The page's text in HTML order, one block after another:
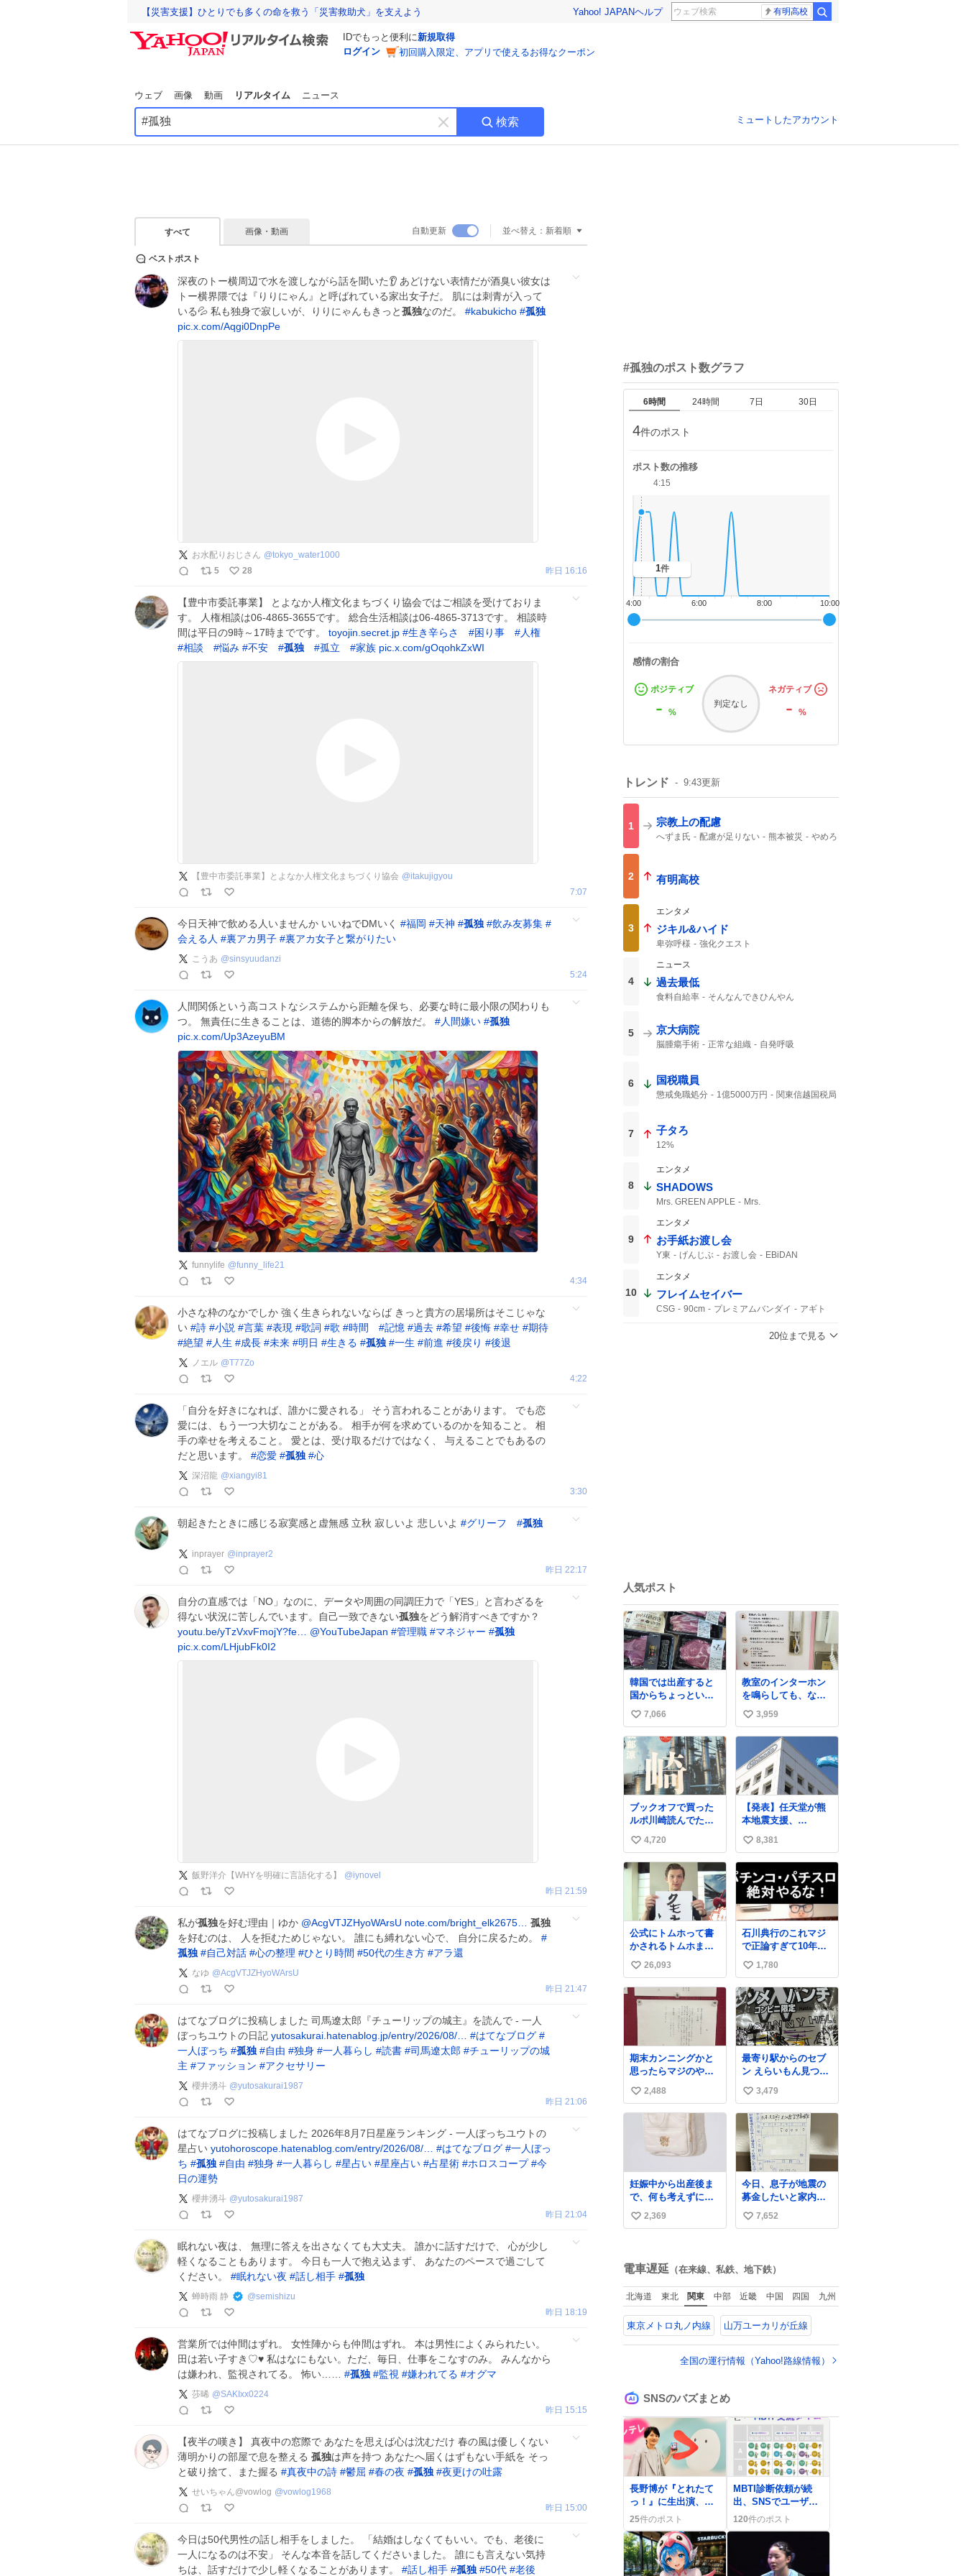
【災害支援】ひとりでも多くの命を救う「災害救助犬」を支えよう Yahoo! JAPANヘルプ 有明高校
IDでもっと便利に新規取得
ログイン
初回購入限定、アプリで使えるお得なクーポン
ウェブ 画像 動画 リアルタイム ニュース
キ
ー
す
検索 ミュートしたアカウント
すべて 画像・動画 自動更新 並べ替え： 新着順
ベストポスト
深夜のトー横周辺で水を渡しながら話を聞いた👂 あどけない表情だが酒臭い彼女は
トー横界隈では『りりにゃん』と呼ばれている家出女子だ。 肌には刺青が入って
いる💦 私も独身で寂しいが、りりにゃんもきっと孤独なのだ。 #kabukicho #孤独
pic.x.com/Aqgi0DnpPe
お水配りおじさん @tokyo_water1000
5
28 昨日 16:16
【豊中市委託事業】 とよなか人権文化まちづくり協会ではご相談を受けておりま
す。 人権相談は06-4865-3655です。 総合生活相談は06-4865-3713です。 相談時
間は平日の9時～17時までです。 toyojin.secret.jp #生き辛らさ #困り事 #人権
#相談 #悩み #不安 #孤独 #孤立 #家族 pic.x.com/gOqohkZxWI
【豊中市委託事業】とよなか人権文化まちづくり協会 @itakujigyou
7:07
今日天神で飲める人いませんか いいねでDMいく #福岡 #天神 #孤独 #飲み友募集 #
会える人 #裏アカ男子 #裏アカ女子と繋がりたい
こうあ @sinsyuudanzi
5:24
人間関係という高コストなシステムから距離を保ち、必要な時に最小限の関わりも
つ。 無責任に生きることは、道徳的脚本からの解放だ。 #人間嫌い #孤独
pic.x.com/Up3AzeyuBM
funnylife @funny_life21
4:34
小さな枠のなかでしか 強く生きられないならば きっと貴方の居場所はそこじゃな
い #詩 #小説 #言葉 #表現 #歌詞 #歌 #時間 #記憶 #過去 #希望 #後悔 #幸せ #期待
#絶望 #人生 #成長 #未来 #明日 #生きる #孤独 #一生 #前進 #後戻り #後退
ノエル @T77Zo
4:22
「自分を好きになれば、誰かに愛される」 そう言われることがあります。 でも恋
愛には、もう一つ大切なことがある。 相手が何を求めているのかを知ること。 相
手の幸せを考えること。 愛とは、受け取るだけではなく、 与えることでもあるの
だと思います。 #恋愛 #孤独 #心
深沼龍 @xiangyi81
3:30
朝起きたときに感じる寂寞感と虚無感 立秋 寂しいよ 悲しいよ #グリーフ #孤独
inprayer @inprayer2
昨日 22:17
自分の直感では「NO」なのに、データや周囲の同調圧力で「YES」と言わざるを
得ない状況に苦しんでいます。自己一致できない孤独をどう解消すべきですか？
youtu.be/yTzVxvFmojY?fe…
@YouTubeJapan #管理職 #マネジャー #孤独
pic.x.com/LHjubFk0I2
飯野洋介【WHYを明確に言語化する】 @iynovel
昨日 21:59
私が孤独を好む理由｜ゆか @AcgVTJZHyoWArsU note.com/bright_elk2675…
孤独
を好むのは、 人を拒むためじゃない。 誰にも縛れない心で、 自分に戻るため。 #
孤独 #自己対話 #心の整理 #ひとり時間 #50代の生き方 #アラ還
なゆ @AcgVTJZHyoWArsU
昨日 21:47
はてなブログに投稿しました 司馬遼太郎『チューリップの城主』を読んで - 一人
ぼっちユウトの日記 yutosakurai.hatenablog.jp/entry/2026/08/… #はてなブログ #
一人ぼっち #孤独 #自由 #独身 #一人暮らし #読書 #司馬遼太郎 #チューリップの城
主 #ファッション #アクセサリー
櫻井湧斗 @yutosakurai1987
昨日 21:06
はてなブログに投稿しました 2026年8月7日星座ランキング - 一人ぼっちユウトの
星占い yutohoroscope.hatenablog.com/entry/2026/08/… #はてなブログ #一人ぼっ
ち #孤独 #自由 #独身 #一人暮らし #星占い #星座占い #占星術 #ホロスコープ #今
日の運勢
櫻井湧斗 @yutosakurai1987
昨日 21:04
眠れない夜は、 無理に答えを出さなくても大丈夫。 誰かに話すだけで、 心が少し
軽くなることもあります。 今日も一人で抱え込まず、 あなたのペースで過ごして
ください。 #眠れない夜 #話し相手 #孤独
蝉時雨 静 @semishizu
昨日 18:19
営業所では仲間はずれ。 女性陣からも仲間はずれ。 本は男性によくみられたい。
田は若い子すき♡♥️ 私はなにもない。ただ、毎日、仕事をこなすのみ。 みんなから
は嫌われ、監視されてる。 怖い…… #孤独 #監視 #嫌われてる #オグマ
莎晞 @SAKIxx0224
昨日 15:15
【夜半の嘆き】 真夜中の窓際で あなたを思えば心は沈むだけ 春の風は優しくない
薄明かりの部屋で息を整える 孤独は声を持つ あなたへ届くはずもない手紙を そっ
と破り捨て、また握る #真夜中の詩 #鬱屈 #春の夜 #孤独 #夜更けの吐露
せいちゃん@vowlog @vowlog1968
昨日 15:00
今日は50代男性の話し相手をしました。 「結婚はしなくてもいい。でも、老後に
一人になるのは不安」 そんな本音を話してくださいました。 誰にも言えない気持
ちは、話すだけで少し軽くなることがあります。 #話し相手 #孤独 #50代 #老後
#孤独のポスト数グラフ
6時間 24時間 7日 30日
4件のポスト
ポスト数の推移
10:00
8:00
6:00
4:00
4:15
1件
感情の割合
ポジティブ
- %
判定なし
ネガティブ
-%
トレンド 9:43更新
1 宗教上の配慮
へずま氏 配慮が足りない 熊本被災
やめろ
2 有明高校
3
エンタメ
ジキル&ハイド
卑弥呼様 強化クエスト
4
ニュース
過去最低
食料自給率
そんなんできひんやん
5 京大病院
脳腫瘍手術 正常な組織
自発呼吸
極めて重大な事態
医療事故
MBSニュース
6 国税職員
懲戒免職処分 1億5000万円
関東信越国税局
7 子タろ
12%
8
エンタメ
SHADOWS
Mrs. GREEN APPLE Mrs.
9
エンタメ
お手紙お渡し会
Y東 げんじぶ お渡し会 EBiDAN
10
エンタメ
フレイムセイバー
CSG 90cm プレミアムバンダイ
アギト
20位まで見る
人気ポスト
韓国では出産すると
国からちょっといい
肉が届きます。産褥
期に栄養を取
れ！！！というメッ
セージをビシバシ感
じる
い
い
ね
7,066
教室のインターホン
を鳴らしても、なか
なか誰も出ないこと
があります…。 もし
かすると「電話の出
方」に困っているの
かもしれません。 そ
こで「何を話せばい
いか」が見える手引
きを用意して、安心
して電話に出られる
ようにします。 イン
ターホンの応対も大
切なコミュニケーシ
ョンの学びです。
い
い
数
3,959
ブックオフで買った
ルポ川崎読んでた
ら，前の持ち主がラ
ッパーになる決意を
した形跡があってウ
ケた
い
い
ね
数
4,720
【発表】任天堂が熊
本地震支援、
「Switch 2」など無
償修理へ 保証切れで
も対象
news.livedoor.com/
article/detail… 任天
堂が令和8年熊本地震
の被災者支援とし
て、災害救助法適用
地域からの同社製品
の修理について、27
年2月1日まで無償で
対応すると発表し
た。「Switch 2」や
「Switch」「Joy-
Con」などが対象。
い
い
ね
数
8,381
公式にトムホって書
かされるトムホまだ
面白い
い
い
ね
数
26,093
石川典行のこれマジ
で正論すぎて10年前
の自分に言い聞かせ
たい
い
い
ね
数
1,780
期末カンニングかと
思ったらマジのやつ
で草 B4でIDMってこ
とはおそらく就職だ
し、内定取り消し？
それと夏休み期間の
停学って無意味じゃ
ね？
い
い
2,488
最寄り駅からのセブ
ン えらいもん見つけ
てしまった これ売っ
てくれへんかな… #
浅井健一 #ポテチ
#ロックの名盤
い
い
ね
数
3,479
妊娠中から出産後ま
で、何も考えずにサ
ッと持って行けるよ
うなショルダーバッ
snidelでめちゃくち
ゃピッタリなものを
見つけたので買っ
た！✨ スマホと小物
とペットボトルが入
るの最高すぎる🥹 し
かもスマホ入れ独立
ない！地味に嬉しい
い
数
2,369
今日、息子が地震の
募金したいと家内と
郵便局に行ったみた
いです。おもちゃと
に立てて欲しい、み
んなも元気になって
欲しいと。家内も一
緒に募金したので、
自分も何かできたら
なぁと思いました。
い
数
7,652
電車遅延 （在来線、私鉄、地下鉄）
北海道 東北 関東 中部 近畿 中国 四国 九州
東京メトロ丸ノ内線 山万ユーカリが丘線
全国の運行情報（Yahoo!路線情報）
SNSのバズまとめ
長野博が『とれたて
っ！』に生出演、ス
ーパーボールすくい
25件のポスト
MBTI診断依頼が続
出、SNSでユーザー
の声が賑やかに広が
120件のポスト